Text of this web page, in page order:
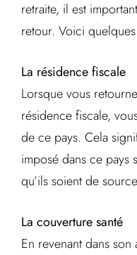
retraite, il est
retour. Voici
La résidence fiscale
Lorsque vous
résidence fiscale,
de ce pays. Cela
imposé dans ce pays
qu’ils soient de
La couverture santé
En revenant dans